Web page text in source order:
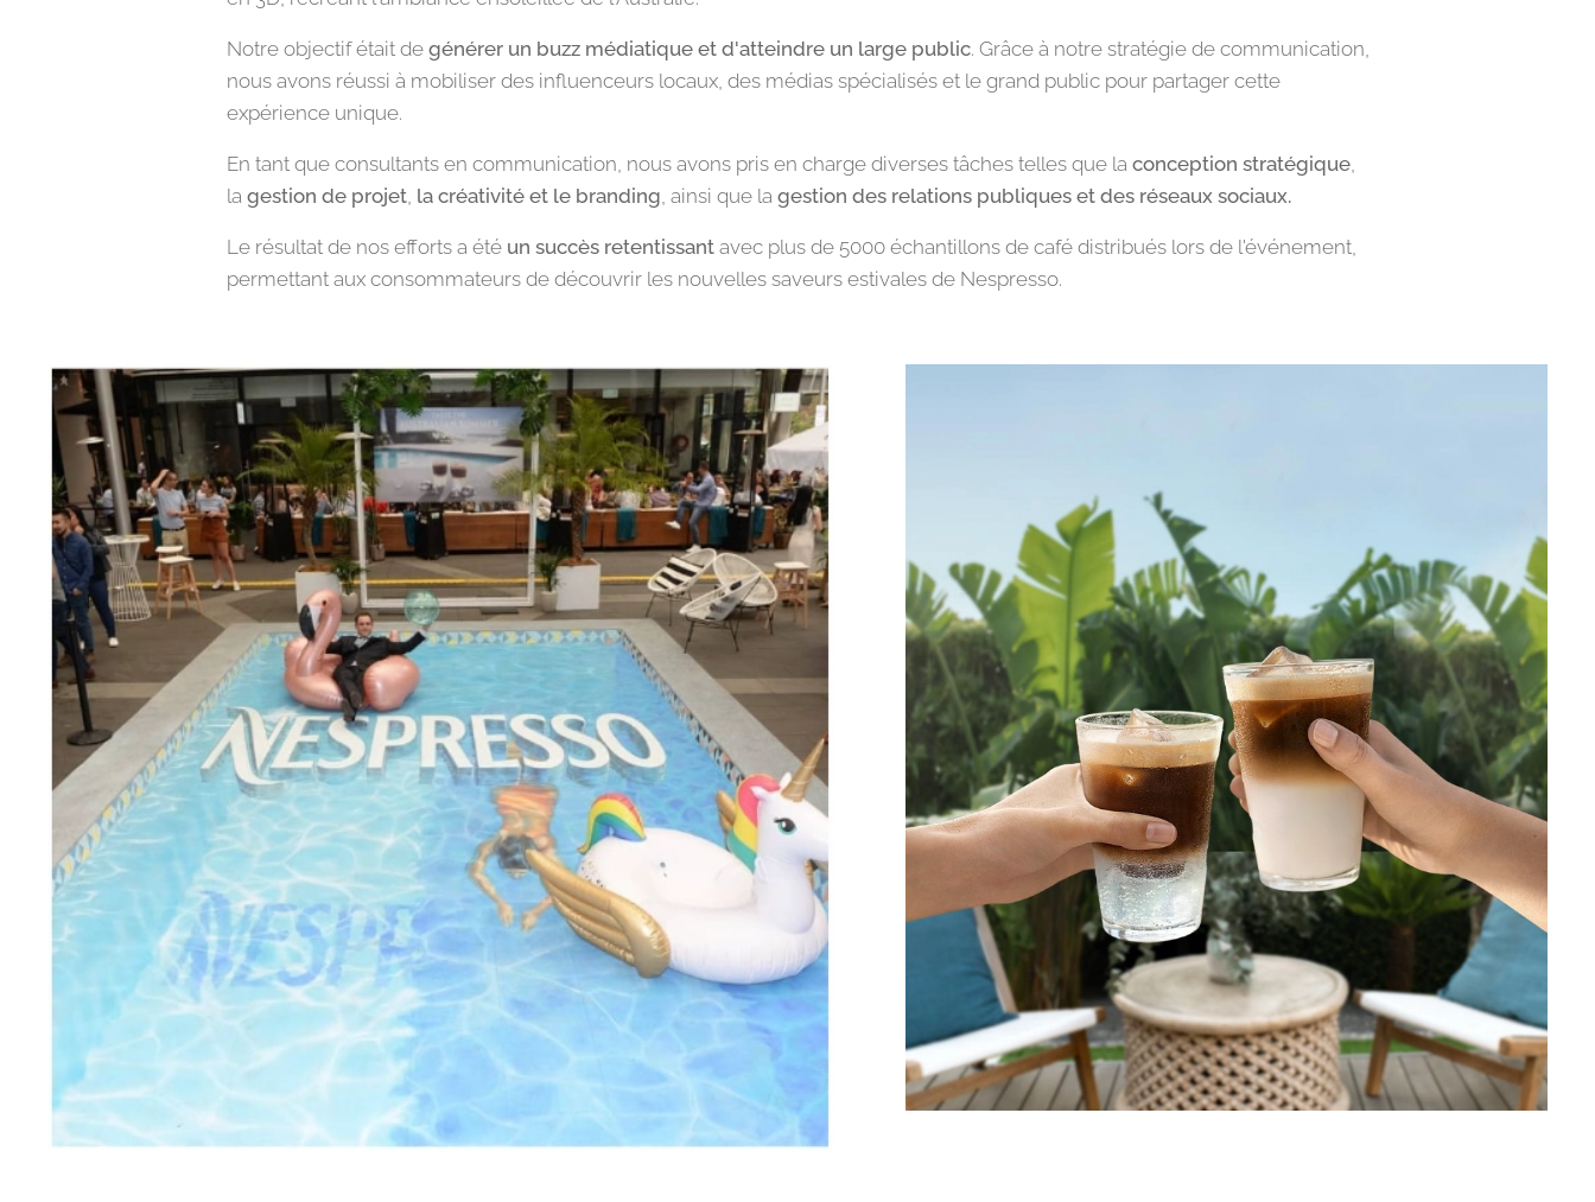
Notre objectif était de générer un buzz médiatique et d'atteindre un large public. Grâce à notre stratégie de communication,
nous avons réussi à mobiliser des influenceurs locaux, des médias spécialisés et le grand public pour partager cette
expérience unique.
En tant que consultants en communication, nous avons pris en charge diverses tâches telles que la conception stratégique,
la gestion de projet, la créativité et le branding, ainsi que la gestion des relations publiques et des réseaux sociaux.
Le résultat de nos efforts a été un succès retentissant avec plus de 5000 échantillons de café distribués lors de l'événement,
permettant aux consommateurs de découvrir les nouvelles saveurs estivales de Nespresso.